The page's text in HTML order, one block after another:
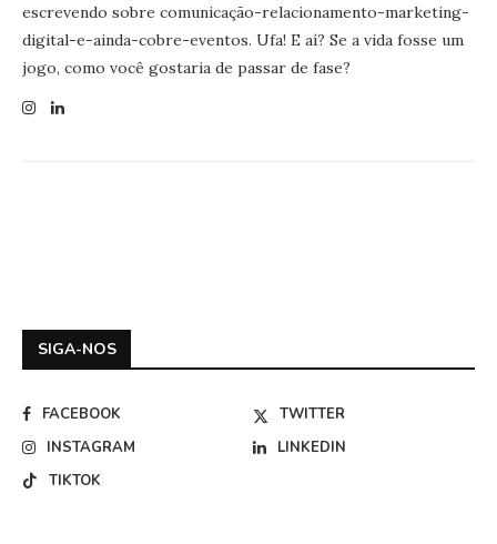
escrevendo sobre comunicação-relacionamento-marketing-
digital-e-ainda-cobre-eventos. Ufa! E aí? Se a vida fosse um
jogo, como você gostaria de passar de fase?
SIGA-NOS
FACEBOOK
TWITTER
INSTAGRAM
LINKEDIN
TIKTOK